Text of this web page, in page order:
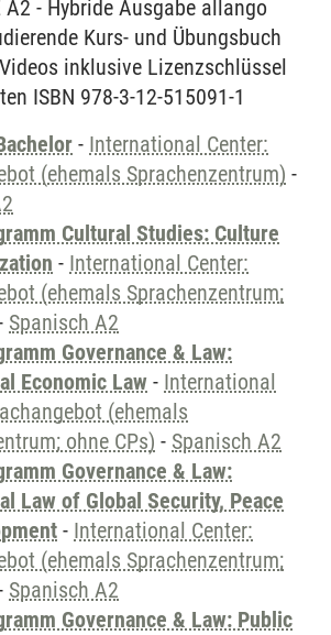
A2 - Hybride Ausgabe allango
Kurs- und Übungsbuch
inklusive Lizenzschlüssel
ISBN 978-3-12-515091-1
- International Center:
(ehemals Sprachenzentrum) -
Cultural Studies: Culture
- International Center:
(ehemals Sprachenzentrum;
Spanisch A2
Governance & Law:
Economic Law - International
(ehemals
ohne CPs) - Spanisch A2
Governance & Law:
Law of Global Security, Peace
- International Center:
(ehemals Sprachenzentrum;
Spanisch A2
Governance & Law: Public